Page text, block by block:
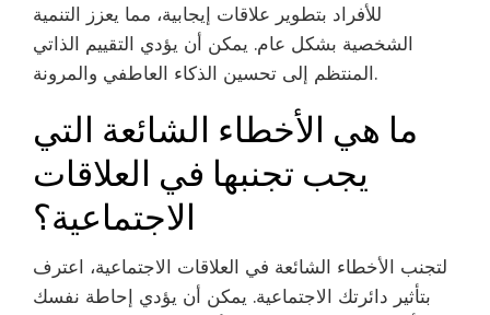
للأفراد بتطوير علاقات إيجابية، مما يعزز التنمية
الشخصية بشكل عام. يمكن أن يؤدي التقييم الذاتي
المنتظم إلى تحسين الذكاء العاطفي والمرونة.
ما هي الأخطاء الشائعة التي
يجب تجنبها في العلاقات
الاجتماعية؟
لتجنب الأخطاء الشائعة في العلاقات الاجتماعية، اعترف
بتأثير دائرتك الاجتماعية. يمكن أن يؤدي إحاطة نفسك